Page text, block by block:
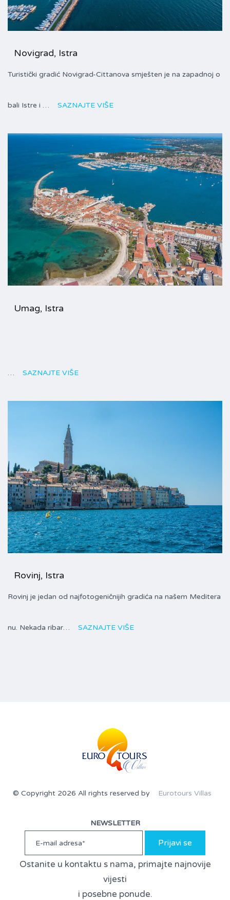
Novigrad, Istra
Turistički gradić Novigrad-Cittanova smješten je na zapadnoj o
bali Istre i … SAZNAJTE VIŠE
Umag, Istra
… SAZNAJTE VIŠE
Rovinj, Istra
Rovinj je jedan od najfotogeničnijih gradića na našem Meditera
nu. Nekada ribar… SAZNAJTE VIŠE
© Copyright 2026 All rights reserved by Eurotours Villas
NEWSLETTER
Prijavi se
Ostanite u kontaktu s nama, primajte najnovije
vijesti
i posebne ponude.